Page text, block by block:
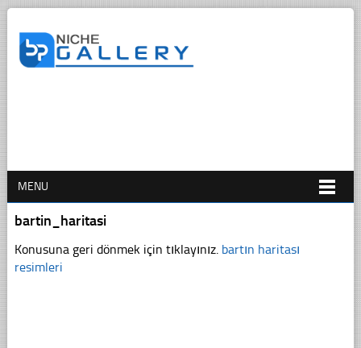
MENU
bartin_haritasi
Konusuna geri dönmek için tıklayınız. bartın haritası
resimleri